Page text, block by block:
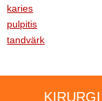
karies
pulpitis
tandvärk
KIRURGI